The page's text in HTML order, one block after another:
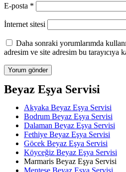
E-posta *
İnternet sitesi
Daha sonraki yorumlarımda
adresim ve site adresim bu tarayıcıya
Beyaz Eşya Servisi
Akyaka Beyaz Eşya Servisi
Bodrum Beyaz Eşya Servisi
Dalaman Beyaz Eşya Servisi
Fethiye Beyaz Eşya Servisi
Göcek Beyaz Eşya Servisi
Köyceğiz Beyaz Eşya Servisi
Marmaris Beyaz Eşya Servisi
Menteşe Beyaz Eşya Servisi